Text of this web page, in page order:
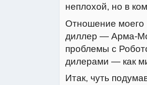
неплохой, но в
Отношение моего
диллер — Арма-
проблемы с
дилерами — как
Итак, чуть